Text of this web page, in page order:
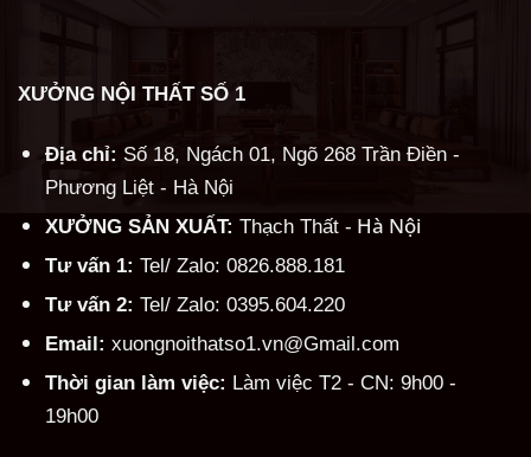
XƯỞNG NỘI THẤT SỐ 1
Địa chỉ: Số 18, Ngách 01, Ngõ 268 Trần Điền -
Phương Liệt - Hà Nội
XƯỞNG SẢN XUẤT: Thạch Thất - Hà Nội
Tư vấn 1: Tel/ Zalo: 0826.888.181
Tư vấn 2: Tel/ Zalo: 0395.604.220
Email: xuongnoithatso1.vn@Gmail.com
Thời gian làm việc: Làm việc T2 - CN: 9h00 -
19h00